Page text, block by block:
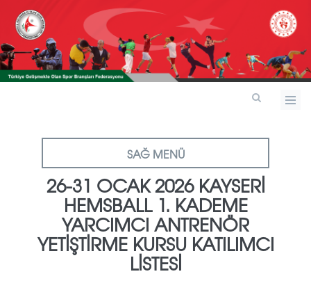
SAĞ MENÜ
26-31 OCAK 2026 KAYSERİ
HEMSBALL 1. KADEME
YARCIMCI ANTRENÖR
YETİŞTİRME KURSU KATILIMCI
LİSTESİ